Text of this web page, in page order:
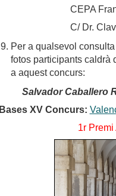
CEPA
C/ Dr.
Per a qualsevol
fotos participants caldrà
a aquest concurs:
Salvador Caballero
Bases XV Concurs:
1r